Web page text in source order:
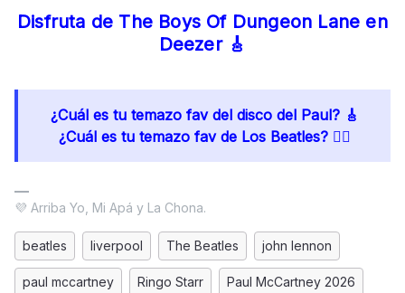
Disfruta de The Boys Of Dungeon Lane en
Deezer 🎸
¿Cuál es tu temazo fav del disco del Paul? 🎸
¿Cuál es tu temazo fav de Los Beatles? 💂‍♂️
💜 Arriba Yo, Mi Apá y La Chona.
beatles liverpool The Beatles john lennon
paul mccartney Ringo Starr Paul McCartney 2026